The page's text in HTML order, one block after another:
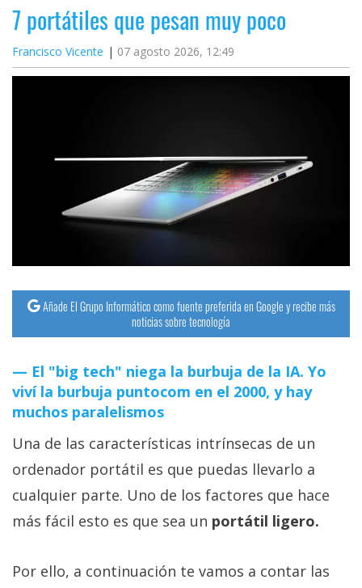
7 portátiles que pesan muy poco
Francisco Vicente 07 agosto 2026, 12:49
Añade El Grupo Informático como fuente preferida en Google y recibe más
noticias sobre tecnología
El "big tech" niega la burbuja de la IA. Yo
viví la burbuja puntocom en el 2000, y hay
muchos paralelismos
Una de las características intrínsecas de un
ordenador portátil es que puedas llevarlo a
cualquier parte. Uno de los factores que hace
más fácil esto es que sea un portátil ligero.
Por ello, a continuación te vamos a contar las